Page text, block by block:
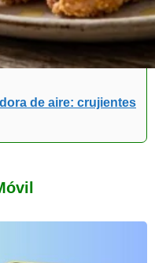
de aire: crujientes